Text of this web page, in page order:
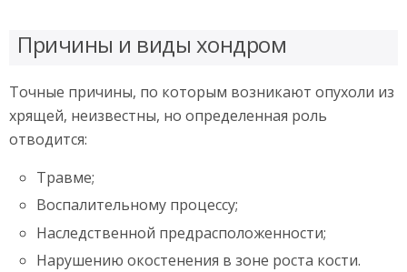
Причины и виды хондром
Точные причины, по которым возникают опухоли из
хрящей, неизвестны, но определенная роль
отводится:
Травме;
Воспалительному процессу;
Наследственной предрасположенности;
Нарушению окостенения в зоне роста кости.